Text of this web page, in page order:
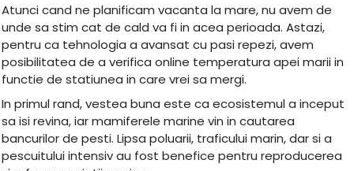
Atunci cand ne planificam vacanta la mare, nu avem de
unde sa stim cat de cald va fi in acea perioada. Astazi,
pentru ca tehnologia a avansat cu pasi repezi, avem
posibilitatea de a verifica online temperatura apei marii in
functie de statiunea in care vrei sa mergi.
In primul rand, vestea buna este ca ecosistemul a inceput
sa isi revina, iar mamiferele marine vin in cautarea
bancurilor de pesti. Lipsa poluarii, traficului marin, dar si a
pescuitului intensiv au fost benefice pentru reproducerea